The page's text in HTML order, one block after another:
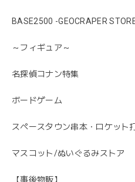
BASE2500 -GEOCRAPER
～フィギュア～
名探偵コナン特集
ボードゲーム
スペースタウン串本・ロケット
マスコット/ぬいぐるみストア
【事後物販】